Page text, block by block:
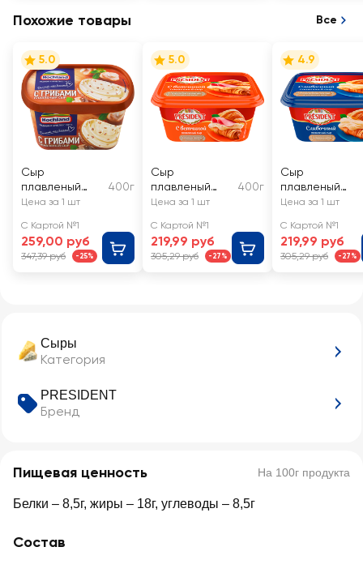
Сыры
Категория
PRESIDENT
Бренд
Пищевая ценность На 100г продукта
Белки – 8,5г, жиры – 18г, углеводы – 8,5г
Состав
Похожие товары Все
5.0
Сыр
плавленый
HOCHLAND с
без змж
400г
Цена за 1 шт
С Картой №1
259,00 руб
347,39 руб -25%
5.0
Сыр
плавленый
PRESIDENT с
без змж
400г
Цена за 1 шт
С Картой №1
219,99 руб
305,29 руб -27%
4.9
Сыр
плавленый
PRESIDENT
45%, без змж
Цена за 1 шт
С Картой №1
219,99 руб
305,29 руб -27%